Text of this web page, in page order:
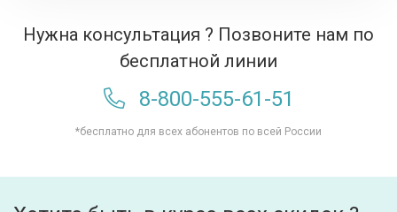
Нужна консультация ? Позвоните нам по
бесплатной линии
8-800-555-61-51
*бесплатно для всех абонентов по всей России